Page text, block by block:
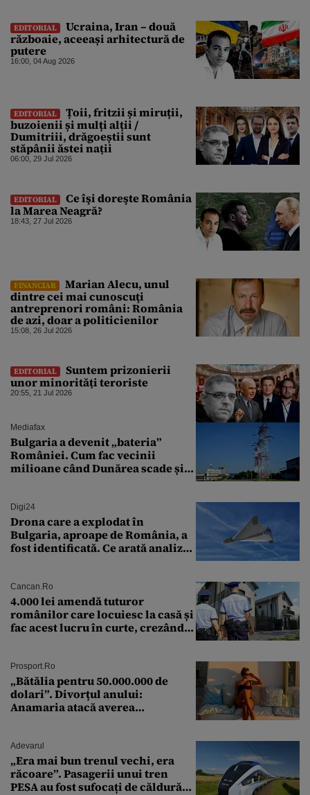
EDITORIAL
Ucraina, Iran – două
războaie, aceeași arhitectură de
putere
16:00, 04 Aug 2026
EDITORIAL
Țoii, fritzii și miruții,
buzoienii și mulți alții /
Dumitriii, drăgoeștii sunt
stăpânii ăstei nații
06:00, 29 Jul 2026
EDITORIAL
Ce îşi doreşte România
la Marea Neagră?
18:43, 27 Jul 2026
FINANCIAR
Marian Alecu, unul
dintre cei mai cunoscuţi
antreprenori români: România
de azi, doar a politicienilor
15:08, 26 Jul 2026
EDITORIAL
Suntem prizonierii
unor minorități teroriste
20:55, 21 Jul 2026
Mediafax
Bulgaria a devenit „bateria”
României. Cum fac vecinii
milioane când Dunărea scade și
Digi24
Drona care a explodat în
Bulgaria, aproape de România, a
fost identificată. Ce arată analiza
Cancan.ro
4.000 lei amendă tuturor
românilor care locuiesc la casă și
fac acest lucru în curte, crezând
Prosport.ro
„Bătălia pentru 50.000.000 de
dolari”. Divorțul anului:
Anamaria atacă averea
Adevarul
„Era mai bun trenul vechi, era
răcoare”. Pasagerii unui tren
PESA au fost sufocați de căldură